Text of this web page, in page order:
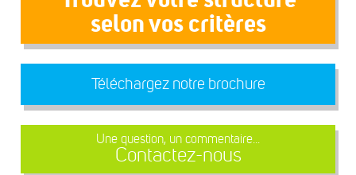
selon vos critères
Téléchargez notre brochure
Une question, un commentaire...
Contactez-nous